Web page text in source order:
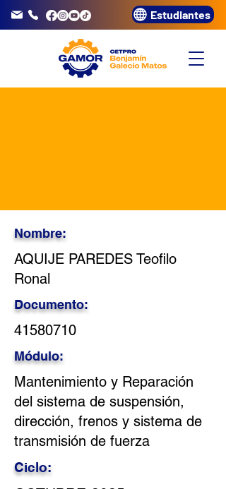
3320072 Estudiantes
Nombre:
AQUIJE PAREDES Teofilo
Ronal
Documento:
41580710
Módulo:
Mantenimiento y Reparación
del sistema de suspensión,
dirección, frenos y sistema de
transmisión de fuerza
Ciclo: